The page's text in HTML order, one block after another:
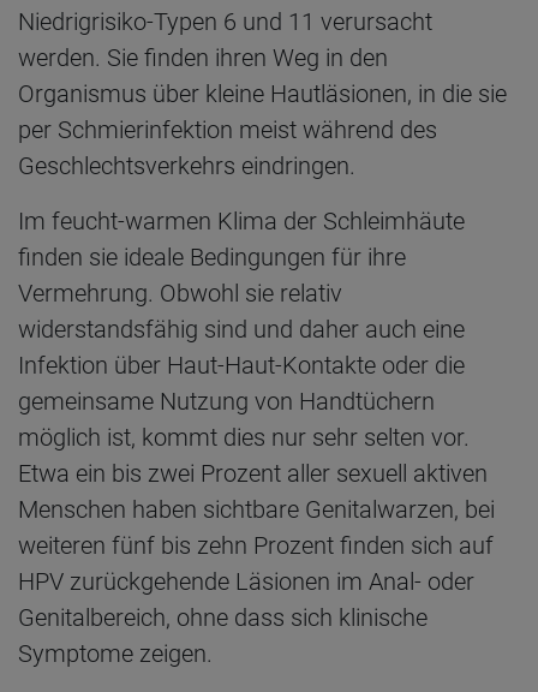
Niedrigrisiko-Typen 6 und 11 verursacht
werden. Sie finden ihren Weg in den
Organismus über kleine Hautläsionen, in die sie
per Schmierinfektion meist während des
Geschlechtsverkehrs eindringen.
Im feucht-warmen Klima der Schleimhäute
finden sie ideale Bedingungen für ihre
Vermehrung. Obwohl sie relativ
widerstandsfähig sind und daher auch eine
Infektion über Haut-Haut-Kontakte oder die
gemeinsame Nutzung von Handtüchern
möglich ist, kommt dies nur sehr selten vor.
Etwa ein bis zwei Prozent aller sexuell aktiven
Menschen haben sichtbare Genitalwarzen, bei
weiteren fünf bis zehn Prozent finden sich auf
HPV zurückgehende Läsionen im Anal- oder
Genitalbereich, ohne dass sich klinische
Symptome zeigen.